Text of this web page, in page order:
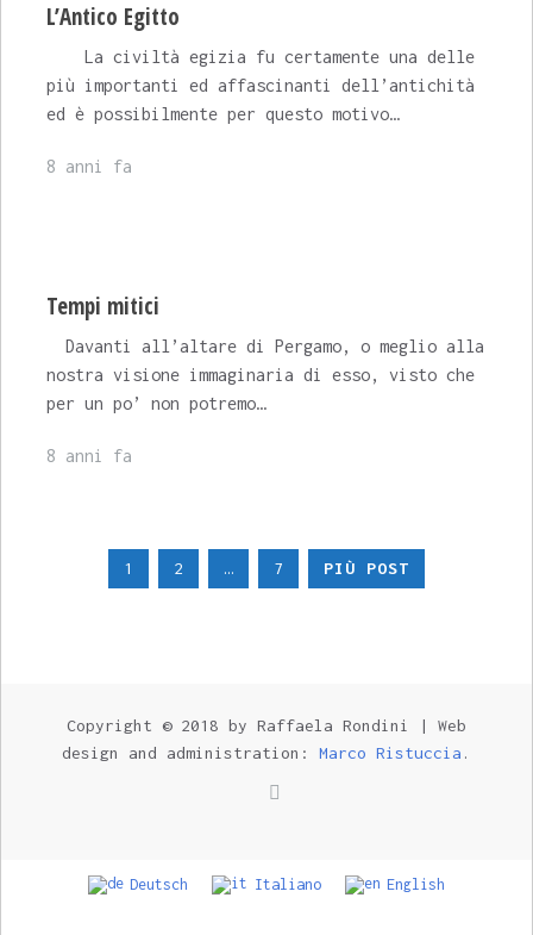
L’Antico Egitto
La civiltà egizia fu certamente una delle
più importanti ed affascinanti dell’antichità
ed è possibilmente per questo motivo…
8 anni fa
Tempi mitici
Davanti all’altare di Pergamo, o meglio alla
nostra visione immaginaria di esso, visto che
per un po’ non potremo…
8 anni fa
Navigazione
articoli
1 2 … 7 PIÙ POST
Copyright © 2018 by Raffaela Rondini | Web
design and administration: Marco Ristuccia .
Deutsch Italiano English